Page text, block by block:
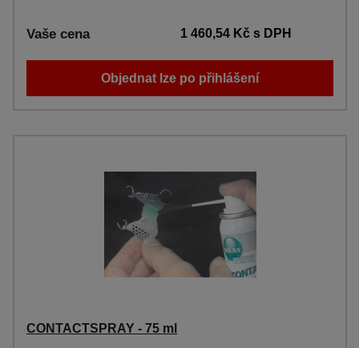
Vaše cena 1 460,54 Kčs DPH
Objednat lze po přihlášení
CONTACTSPRAY - 75 ml